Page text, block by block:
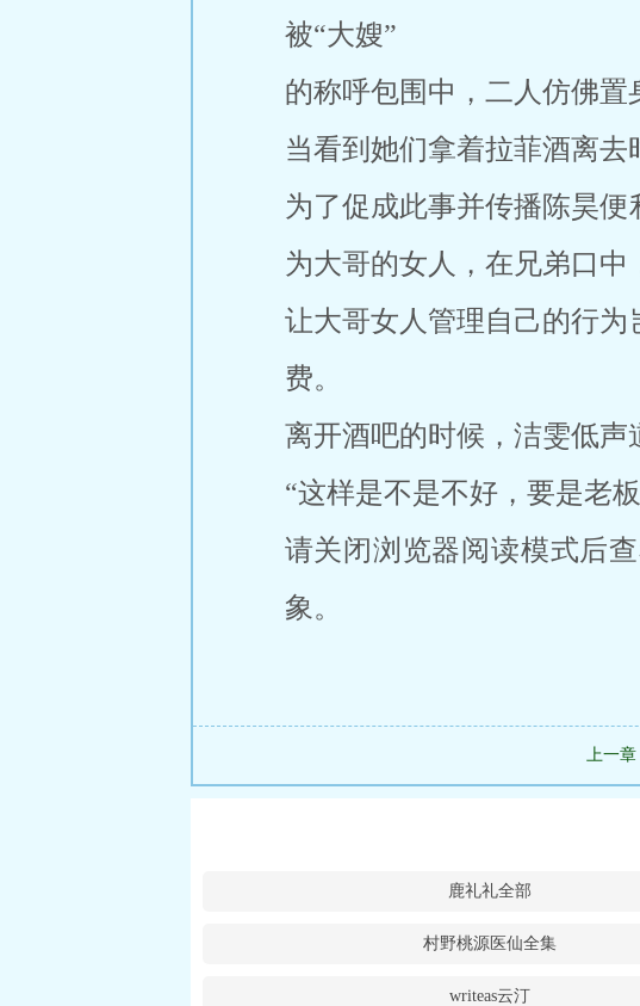
被“大嫂”
的称呼包围中，二人仿佛置
当看到她们拿着拉菲酒离去
为了促成此事并传播陈昊
为大哥的女人，在兄弟口中
让大哥女人管理自己的行
费。
离开酒吧的时候，洁雯低声
“这样是不是不好，要是老
请关闭浏览器阅读模式后
象。
上一章
鹿礼礼全部
村野桃源医仙全集
writeas云汀